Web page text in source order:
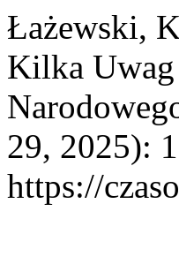
Łażewski,
Kilka Uwag
29, 2025):
https://